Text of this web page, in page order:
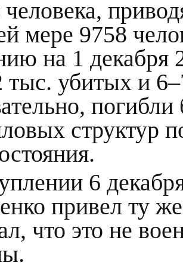
человека,
мере 9758
на 1 декабря
тыс. убитых и
погибли
структур
6
привел ту
что это не